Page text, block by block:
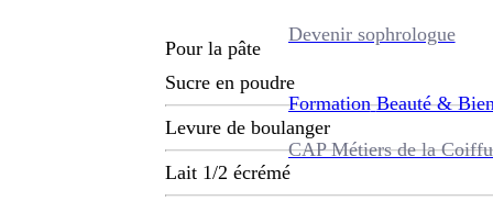
Devenir sophrologue
Formation Beauté &
CAP Métiers de la
Pour la pâte
Sucre en poudre
Levure de boulanger
Lait 1/2 écrémé